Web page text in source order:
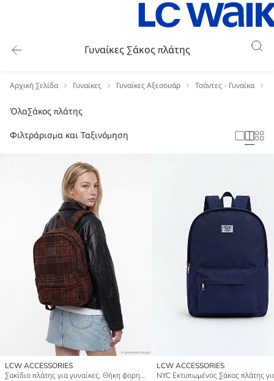
Γυναίκες Σάκος πλάτης
Αρχική Σελίδα Γυναίκες Γυναίκες Αξεσουάρ Τσάντες - Γυναίκα
ΌλαΣάκος πλάτης
Φιλτράρισμα και Ταξινόμηση
LCW ACCESSORIES
Σακίδιο πλάτης για γυναίκες, Θήκη φορητού υπολογιστή
LCW ACCESSORIES